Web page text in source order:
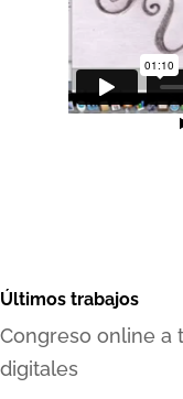
Últimos trabajos
Congreso online a
digitales